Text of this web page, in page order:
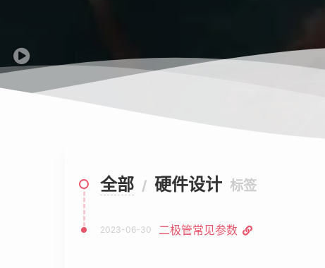
全部 / 硬件设计 标签
2023-06-30 二极管常见参数